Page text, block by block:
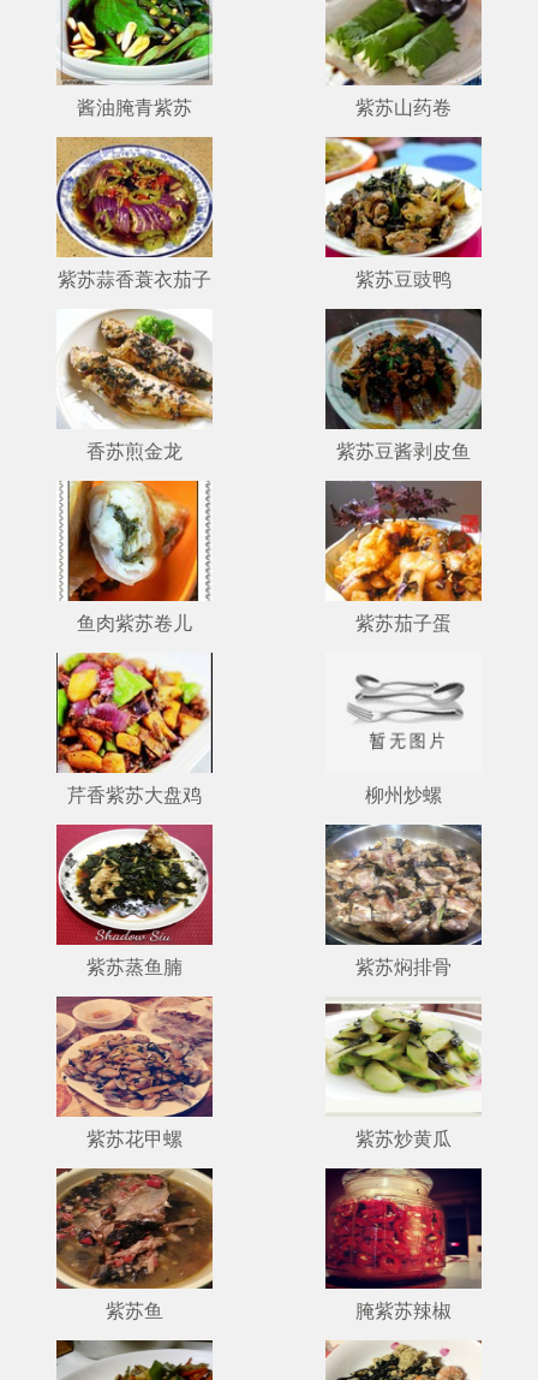
酱油腌青紫苏 紫苏山药卷
紫苏蒜香蓑衣茄子 紫苏豆豉鸭
香苏煎金龙 紫苏豆酱剥皮鱼
鱼肉紫苏卷儿 紫苏茄子蛋
芹香紫苏大盘鸡 柳州炒螺
紫苏蒸鱼腩 紫苏焖排骨
紫苏花甲螺 紫苏炒黄瓜
紫苏鱼 腌紫苏辣椒